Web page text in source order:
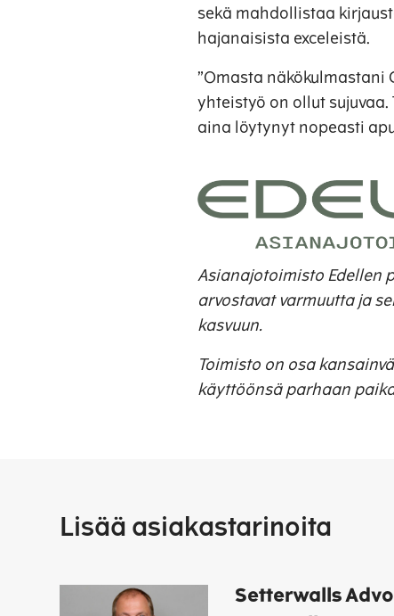
sekä mahdollistaa
hajanaisista exceleistä.
”Omasta näkökulmastani
yhteistyö on ollut
aina löytynyt nopeasti
Asianajotoimisto Edellen
arvostavat varmuutta ja
kasvuun.
Toimisto on osa
käyttöönsä parhaan
Lisää asiakastarinoita
Setterwalls